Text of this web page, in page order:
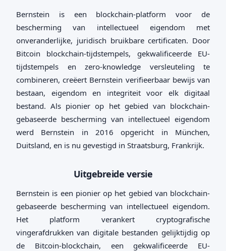
Bernstein is een blockchain-platform voor de
bescherming van intellectueel eigendom met
onveranderlijke, juridisch bruikbare certificaten. Door
Bitcoin blockchain-tijdstempels, gekwalificeerde EU-
tijdstempels en zero-knowledge versleuteling te
combineren, creëert Bernstein verifieerbaar bewijs van
bestaan, eigendom en integriteit voor elk digitaal
bestand. Als pionier op het gebied van blockchain-
gebaseerde bescherming van intellectueel eigendom
werd Bernstein in 2016 opgericht in München,
Duitsland, en is nu gevestigd in Straatsburg, Frankrijk.
Uitgebreide versie
Bernstein is een pionier op het gebied van blockchain-
gebaseerde bescherming van intellectueel eigendom.
Het platform verankert cryptografische
vingerafdrukken van digitale bestanden gelijktijdig op
de Bitcoin-blockchain, een gekwalificeerde EU-